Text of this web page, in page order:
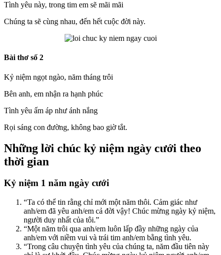
Tình yêu này, trong tim em sẽ mãi mãi
Chúng ta sẽ cùng nhau, đến hết cuộc đời này.
Bài thơ số 2
Kỷ niệm ngọt ngào, năm tháng trôi
Bên anh, em nhận ra hạnh phúc
Tình yêu ấm áp như ánh nắng
Rọi sáng con đường, không bao giờ tắt.
Những lời chúc kỷ niệm ngày cưới theo
thời gian
Kỷ niệm 1 năm ngày cưới
“Ta có thể tin rằng chỉ mới một năm thôi. Cảm giác như
anh/em đã yêu anh/em cả đời vậy! Chúc mừng ngày kỷ niệm,
người duy nhất của tôi.”
“Một năm trôi qua anh/em luôn lấp đầy những ngày của
anh/em với niềm vui và trái tim anh/em bằng tình yêu.
“Trong câu chuyện tình yêu của chúng ta, năm đầu tiên này